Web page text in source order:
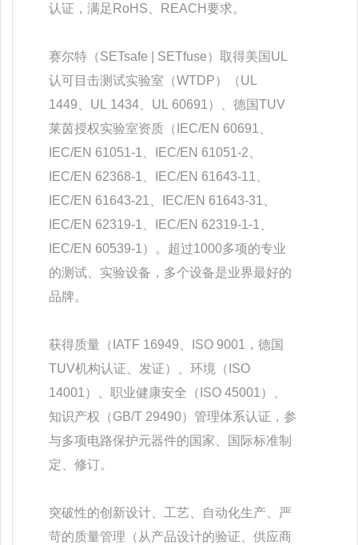
认证，满足RoHS、REACH要求。
赛尔特（SETsafe | SETfuse）取得美国UL
认可目击测试实验室（WTDP）（UL
1449、UL 1434、UL 60691）、德国TUV
莱茵授权实验室资质（IEC/EN 60691、
IEC/EN 61051-1、IEC/EN 61051-2、
IEC/EN 62368-1、IEC/EN 61643-11、
IEC/EN 61643-21、IEC/EN 61643-31、
IEC/EN 62319-1、IEC/EN 62319-1-1、
IEC/EN 60539-1）。超过1000多项的专业
的测试、实验设备，多个设备是业界最好的
品牌。
获得质量（IATF 16949、ISO 9001，德国
TUV机构认证、发证）、环境（ISO
14001）、职业健康安全（ISO 45001）、
知识产权（GB/T 29490）管理体系认证，参
与多项电路保护元器件的国家、国际标准制
定、修订。
突破性的创新设计、工艺、自动化生产、严
苛的质量管理（从产品设计的验证、供应商